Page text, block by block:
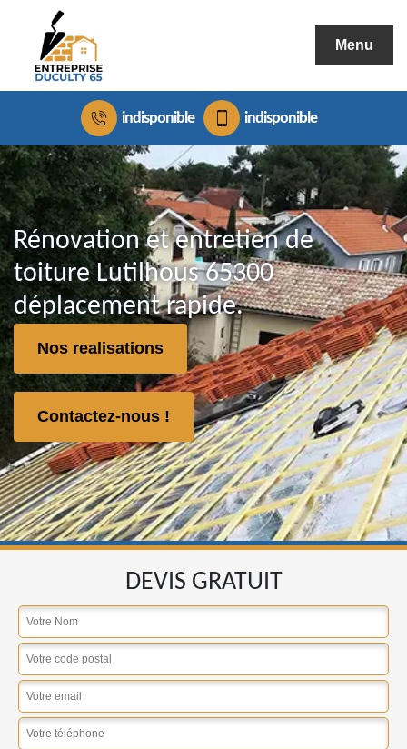
Menu
indisponible indisponible
Rénovation et entretien de
toiture Lutilhous 65300
déplacement rapide.
Nos realisations
Contactez-nous !
DEVIS GRATUIT